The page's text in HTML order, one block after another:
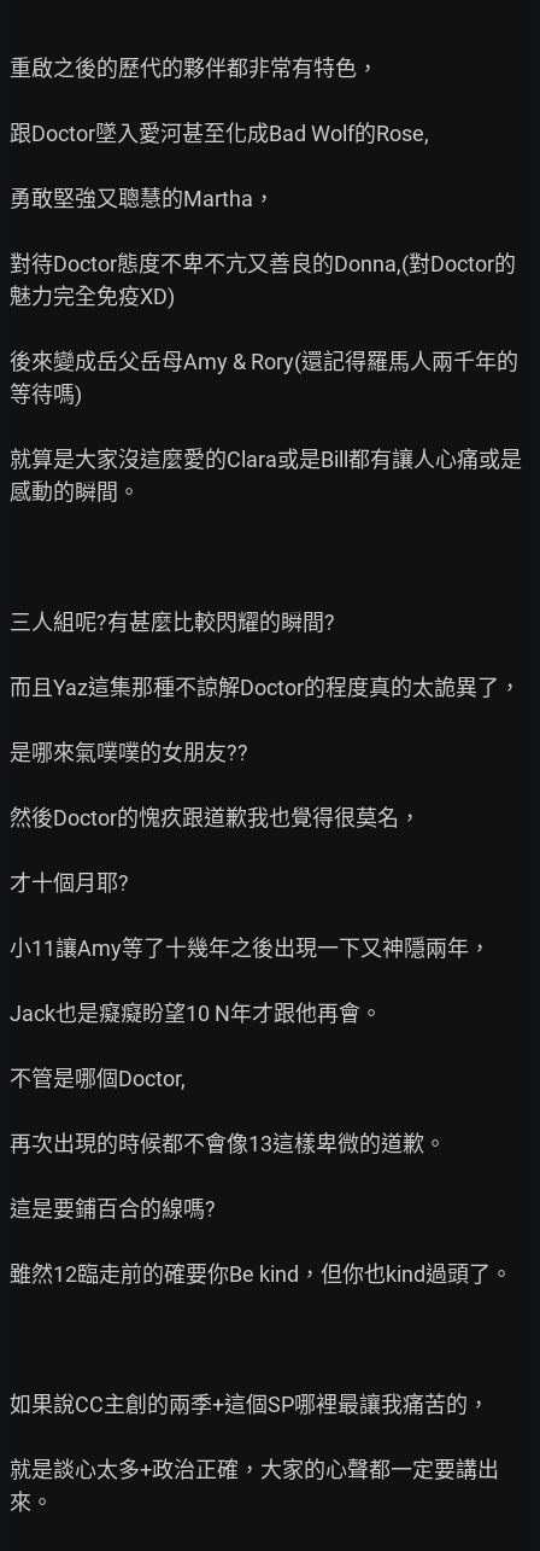
重啟之後的歷代的夥伴都非常有特色，
跟Doctor墜入愛河甚至化成Bad Wolf的Rose,
勇敢堅強又聰慧的Martha，
對待Doctor態度不卑不亢又善良的Donna,(對Doctor的
魅力完全免疫XD)
後來變成岳父岳母Amy & Rory(還記得羅馬人兩千年的
等待嗎)
就算是大家沒這麼愛的Clara或是Bill都有讓人心痛或是
感動的瞬間。
三人組呢?有甚麼比較閃耀的瞬間?
而且Yaz這集那種不諒解Doctor的程度真的太詭異了，
是哪來氣噗噗的女朋友??
然後Doctor的愧疚跟道歉我也覺得很莫名，
才十個月耶?
小11讓Amy等了十幾年之後出現一下又神隱兩年，
Jack也是癡癡盼望10 N年才跟他再會。
不管是哪個Doctor,
再次出現的時候都不會像13這樣卑微的道歉。
這是要鋪百合的線嗎?
雖然12臨走前的確要你Be kind，但你也kind過頭了。
如果說CC主創的兩季+這個SP哪裡最讓我痛苦的，
就是談心太多+政治正確，大家的心聲都一定要講出
來。